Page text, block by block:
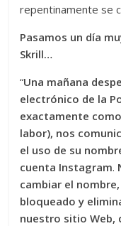
repentinamente se
Pasamos un día
Skrill…
“Una mañana
electrónico de la
exactamente
labor), nos
el uso de su
cuenta Instagram.
cambiar el
bloqueado y
nuestro sitio Web,